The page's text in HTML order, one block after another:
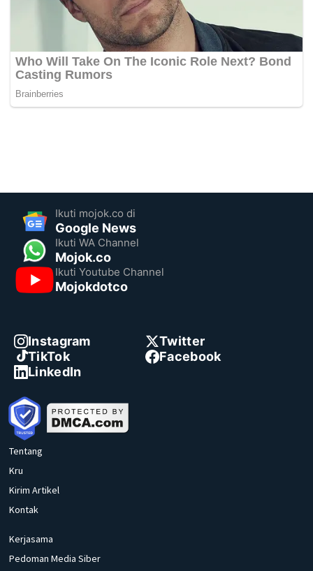
Ikuti mojok.co di
Google News
Ikuti WA Channel
Mojok.co
Ikuti Youtube Channel
Mojokdotco
Instagram
Twitter
TikTok
Facebook
LinkedIn
Tentang
Kru
Kirim Artikel
Kontak
Kerjasama
Pedoman Media Siber